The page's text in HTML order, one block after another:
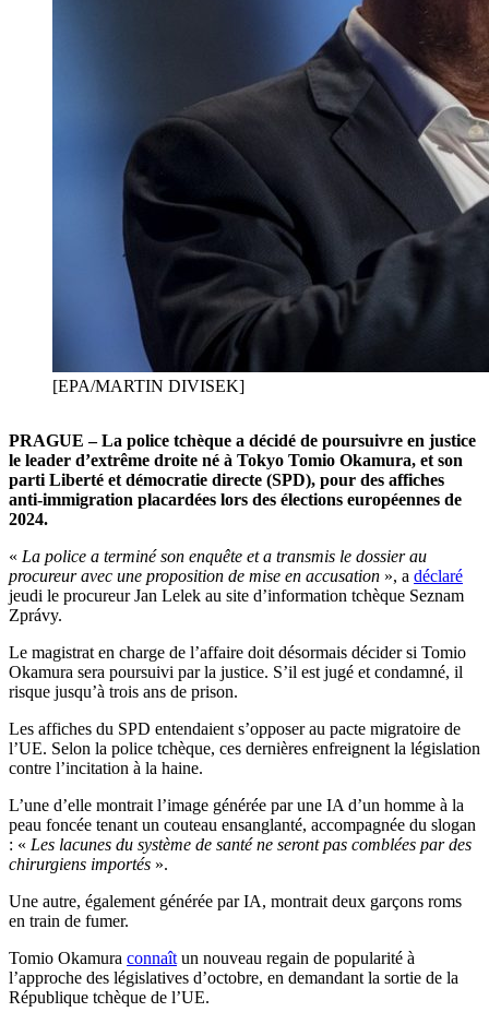
[EPA/MARTIN DIVISEK]
PRAGUE – La police tchèque a décidé de poursuivre en justice
le leader d’extrême droite né à Tokyo Tomio Okamura, et son
parti Liberté et démocratie directe (SPD), pour des affiches
anti-immigration placardées lors des élections européennes de
2024.
« La police a terminé son enquête et a transmis le dossier au
procureur avec une proposition de mise en accusation », a déclaré
jeudi le procureur Jan Lelek au site d’information tchèque Seznam
Zprávy.
Le magistrat en charge de l’affaire doit désormais décider si Tomio
Okamura sera poursuivi par la justice. S’il est jugé et condamné, il
risque jusqu’à trois ans de prison.
Les affiches du SPD entendaient s’opposer au pacte migratoire de
l’UE. Selon la police tchèque, ces dernières enfreignent la législation
contre l’incitation à la haine.
L’une d’elle montrait l’image générée par une IA d’un homme à la
peau foncée tenant un couteau ensanglanté, accompagnée du slogan
: « Les lacunes du système de santé ne seront pas comblées par des
chirurgiens importés ».
Une autre, également générée par IA, montrait deux garçons roms
en train de fumer.
Tomio Okamura connaît un nouveau regain de popularité à
l’approche des législatives d’octobre, en demandant la sortie de la
République tchèque de l’UE.